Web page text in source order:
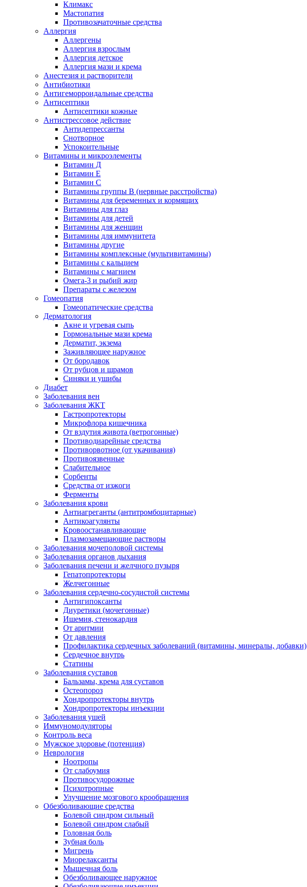
Климакс
Мастопатия
Противозачаточные средства
Аллергия
Аллергены
Аллергия взрослым
Аллергия детское
Аллергия мази и крема
Анестезия и растворители
Антибиотики
Антигеморроидальные средства
Антисептики
Антисептики кожные
Антистрессовое действие
Антидепрессанты
Снотворное
Успокоительные
Витамины и микроэлементы
Витамин Д
Витамин Е
Витамин С
Витамины группы В (нервные расстройства)
Витамины для беременных и кормящих
Витамины для глаз
Витамины для детей
Витамины для женщин
Витамины для иммунитета
Витамины другие
Витамины комплексные (мультивитамины)
Витамины с кальцием
Витамины с магнием
Омега-3 и рыбий жир
Препараты с железом
Гомеопатия
Гомеопатические средства
Дерматология
Акне и угревая сыпь
Гормональные мази крема
Дерматит, экзема
Заживляющее наружное
От бородавок
От рубцов и шрамов
Синяки и ушибы
Диабет
Заболевания вен
Заболевания ЖКТ
Гастропротекторы
Микрофлора кишечника
От вздутия живота (ветрогонные)
Противодиарейные средства
Противорвотное (от укачивания)
Противоязвенные
Слабительное
Сорбенты
Средства от изжоги
Ферменты
Заболевания крови
Антиагреганты (антитромбоцитарные)
Антикоагулянты
Кровоостанавливающие
Плазмозамещающие растворы
Заболевания мочеполовой системы
Заболевания органов дыхания
Заболевания печени и желчного пузыря
Гепатопротекторы
Желчегонные
Заболевания сердечно-сосудистой системы
Антигипоксанты
Диуретики (мочегонные)
Ишемия, стенокардия
От аритмии
От давления
Профилактика сердечных заболеваний (витамины, минералы, добавки)
Сердечное внутрь
Статины
Заболевания суставов
Бальзамы, крема для суставов
Остеопороз
Хондропротекторы внутрь
Хондропротекторы инъекции
Заболевания ушей
Иммуномодуляторы
Контроль веса
Мужское здоровье (потенция)
Неврология
Ноотропы
От слабоумия
Противосудорожные
Психотропные
Улучшение мозгового крообращения
Обезболивающие средства
Болевой синдром сильный
Болевой синдром слабый
Головная боль
Зубная боль
Мигрень
Миорелаксанты
Мышечная боль
Обезболивающее наружное